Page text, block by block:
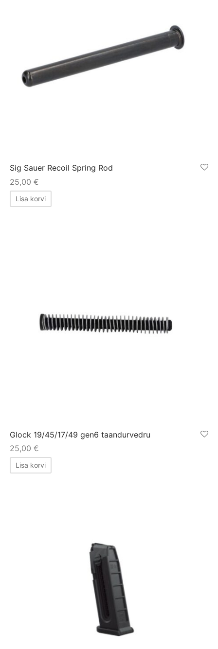
Sig Sauer Recoil Spring Rod
25,00 €
Lisa korvi
Glock 19/45/17/49 gen6 taandurvedru
25,00 €
Lisa korvi